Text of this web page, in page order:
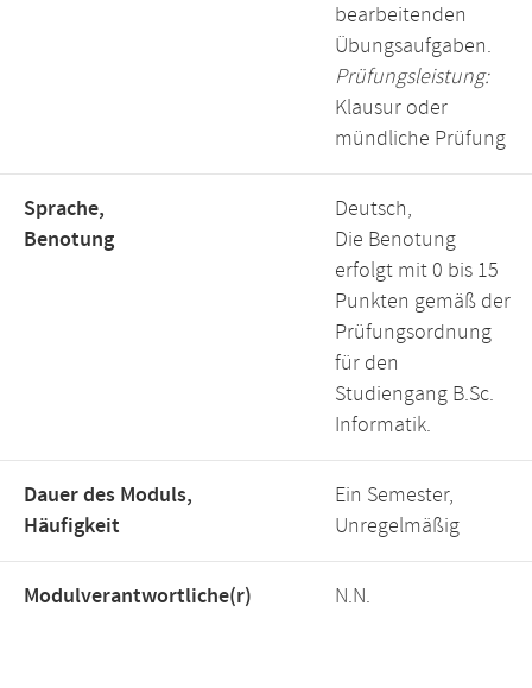
bearbeitenden
Übungsaufgaben.
Prüfungsleistung:
Klausur oder
mündliche Prüfung
Sprache,
Benotung
Deutsch,
Die Benotung
erfolgt mit 0 bis 15
Punkten gemäß der
Prüfungsordnung
für den
Studiengang B.Sc.
Informatik.
Dauer des Moduls,
Häufigkeit
Ein Semester,
Unregelmäßig
Modulverantwortliche(r) N.N.